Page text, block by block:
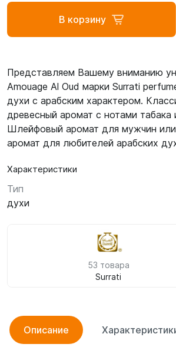
В корзину
Представляем Вашему вниманию
Amouage Al Oud марки Surrati
духи с арабским характером.
древесный аромат с нотами табака
Шлейфовый аромат для мужчин или
аромат для любителей арабских
Характеристики
Тип
духи
53 товара
Surrati
Описание